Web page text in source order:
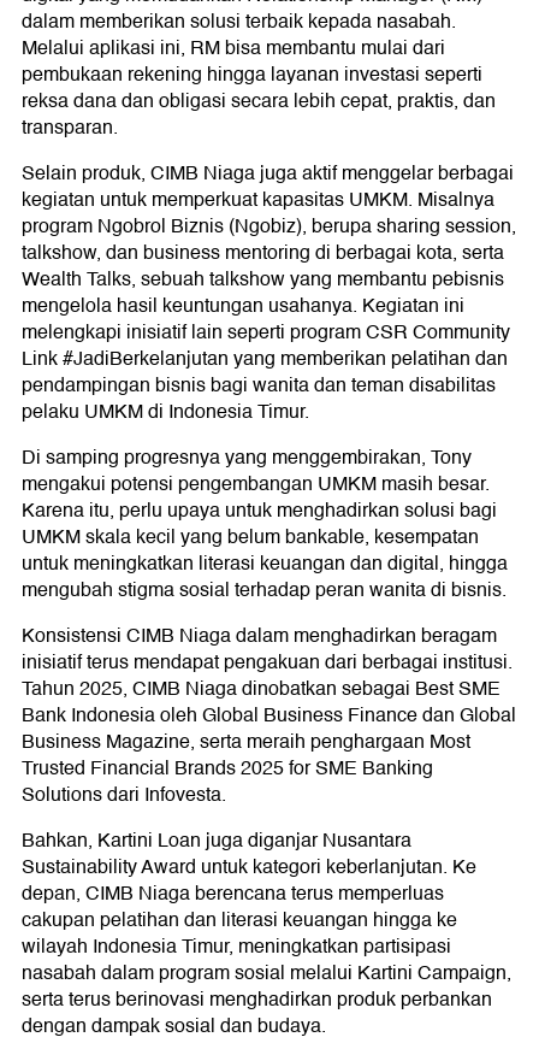
dalam memberikan solusi terbaik kepada nasabah.
Melalui aplikasi ini, RM bisa membantu mulai dari
pembukaan rekening hingga layanan investasi seperti
reksa dana dan obligasi secara lebih cepat, praktis, dan
transparan.
Selain produk, CIMB Niaga juga aktif menggelar berbagai
kegiatan untuk memperkuat kapasitas UMKM. Misalnya
program Ngobrol Biznis (Ngobiz), berupa sharing session,
talkshow, dan business mentoring di berbagai kota, serta
Wealth Talks, sebuah talkshow yang membantu pebisnis
mengelola hasil keuntungan usahanya. Kegiatan ini
melengkapi inisiatif lain seperti program CSR Community
Link #JadiBerkelanjutan yang memberikan pelatihan dan
pendampingan bisnis bagi wanita dan teman disabilitas
pelaku UMKM di Indonesia Timur.
Di samping progresnya yang menggembirakan, Tony
mengakui potensi pengembangan UMKM masih besar.
Karena itu, perlu upaya untuk menghadirkan solusi bagi
UMKM skala kecil yang belum bankable, kesempatan
untuk meningkatkan literasi keuangan dan digital, hingga
mengubah stigma sosial terhadap peran wanita di bisnis.
Konsistensi CIMB Niaga dalam menghadirkan beragam
inisiatif terus mendapat pengakuan dari berbagai institusi.
Tahun 2025, CIMB Niaga dinobatkan sebagai Best SME
Bank Indonesia oleh Global Business Finance dan Global
Business Magazine, serta meraih penghargaan Most
Trusted Financial Brands 2025 for SME Banking
Solutions dari Infovesta.
Bahkan, Kartini Loan juga diganjar Nusantara
Sustainability Award untuk kategori keberlanjutan. Ke
depan, CIMB Niaga berencana terus memperluas
cakupan pelatihan dan literasi keuangan hingga ke
wilayah Indonesia Timur, meningkatkan partisipasi
nasabah dalam program sosial melalui Kartini Campaign,
serta terus berinovasi menghadirkan produk perbankan
dengan dampak sosial dan budaya.